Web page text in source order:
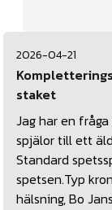
2026-04-21
staket
Jag har en
spjälor till ett
Standard
spetsen.Typ
hälsning, Bo